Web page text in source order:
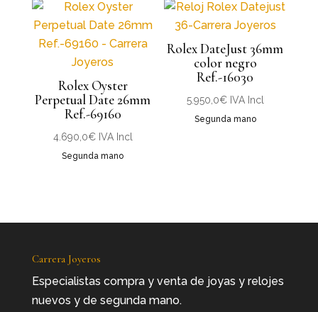
Rolex Oyster
Perpetual Date 26mm
Ref.-69160
4.690,0€ IVA Incl
Segunda mano
Rolex DateJust 36mm
color negro
Ref.-16030
5.950,0€ IVA Incl
Segunda mano
Carrera Joyeros
Especialistas compra y venta de joyas y relojes
nuevos y de segunda mano.